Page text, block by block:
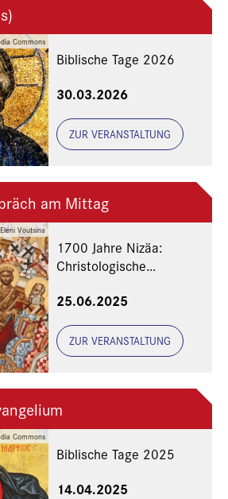
Commons
Biblische Tage 2026
30.03.2026
ZUR VERANSTALTUNG
Voutsina
am Mittag
1700 Jahre Nizäa:
Christologische
25.06.2025
ZUR VERANSTALTUNG
Commons
Biblische Tage 2025
14.04.2025